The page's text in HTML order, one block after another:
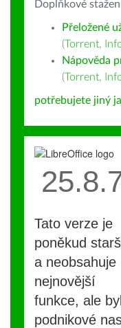
Doplňkové
Přeložené
(Torrent,
Nápověda
(Torrent,
potřebujete jiný
Tato verze je
poněkud
a neobsahuje
nejnovější
funkce, ale
podnikové